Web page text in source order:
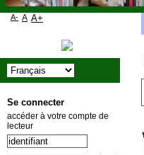
A- A A+
Se connecter
accéder à votre compte de
lecteur